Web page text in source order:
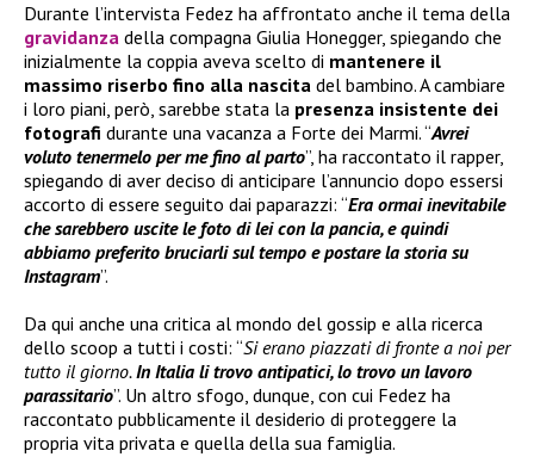
Durante l’intervista Fedez ha affrontato anche il tema della
gravidanza della compagna Giulia Honegger, spiegando che
inizialmente la coppia aveva scelto di mantenere il
massimo riserbo fino alla nascita del bambino. A cambiare
i loro piani, però, sarebbe stata la presenza insistente dei
fotografi durante una vacanza a Forte dei Marmi. “Avrei
voluto tenermelo per me fino al parto”, ha raccontato il rapper,
spiegando di aver deciso di anticipare l’annuncio dopo essersi
accorto di essere seguito dai paparazzi: “Era ormai inevitabile
che sarebbero uscite le foto di lei con la pancia, e quindi
abbiamo preferito bruciarli sul tempo e postare la storia su
Instagram”.
Da qui anche una critica al mondo del gossip e alla ricerca
dello scoop a tutti i costi: “Si erano piazzati di fronte a noi per
tutto il giorno.In Italia li trovo antipatici, lo trovo un lavoro
parassitario”. Un altro sfogo, dunque, con cui Fedez ha
raccontato pubblicamente il desiderio di proteggere la
propria vita privata e quella della sua famiglia.